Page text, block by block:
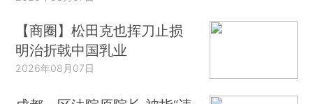
【商圈】松田克也挥刀止损
明治折戟中国乳业
2026年08月07日